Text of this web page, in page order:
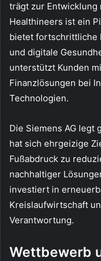
trägt zur Entwicklung
Healthineers ist ein
bietet fortschrittliche
und digitale
unterstützt Kunden
Finanzlösungen bei
Technologien.
Die Siemens AG legt
hat sich ehrgeizige
Fußabdruck zu
nachhaltiger
investiert in
Kreislaufwirtschaft
Verantwortung.
Wettbewerb